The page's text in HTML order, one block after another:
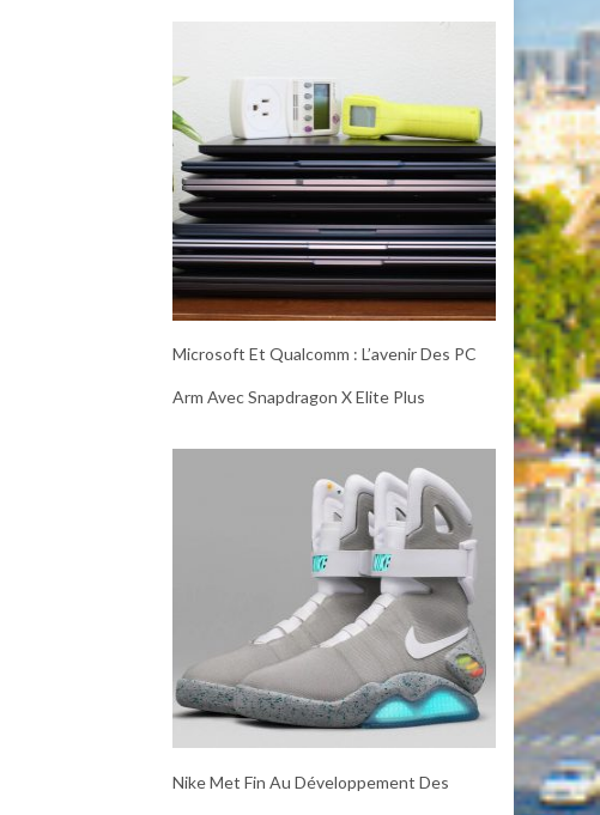
Microsoft Et Qualcomm : L’avenir Des PC
Arm Avec Snapdragon X Elite Plus
Nike Met Fin Au Développement Des